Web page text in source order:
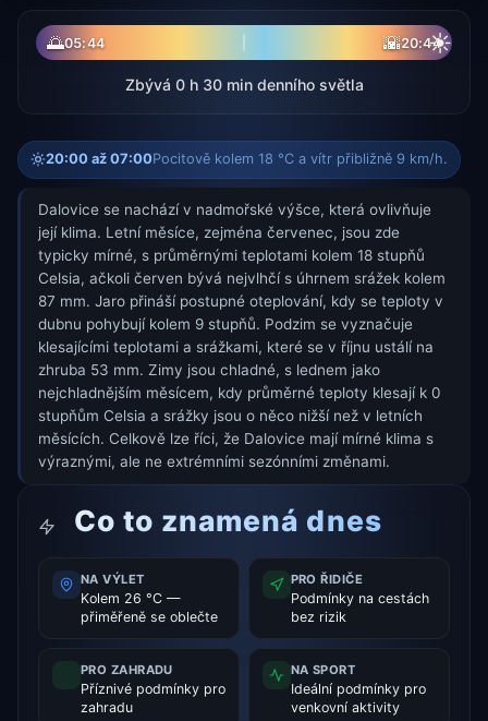
🌅05:44 ☀
🌇20:44
Zbývá 0 h 30 min denního světla
20:00 až 07:00Pocitově kolem 18 °C a vítr přibližně 9 km/h.
Dalovice se nachází v nadmořské výšce, která ovlivňuje
její klima. Letní měsíce, zejména červenec, jsou zde
typicky mírné, s průměrnými teplotami kolem 18 stupňů
Celsia, ačkoli červen bývá nejvlhčí s úhrnem srážek kolem
87 mm. Jaro přináší postupné oteplování, kdy se teploty v
dubnu pohybují kolem 9 stupňů. Podzim se vyznačuje
klesajícími teplotami a srážkami, které se v říjnu ustálí na
zhruba 53 mm. Zimy jsou chladné, s lednem jako
nejchladnějším měsícem, kdy průměrné teploty klesají k 0
stupňům Celsia a srážky jsou o něco nižší než v letních
měsících. Celkově lze říci, že Dalovice mají mírné klima s
výraznými, ale ne extrémními sezónními změnami.
Co to znamená dnes
NA VÝLET
Kolem 26 °C —
přiměřeně se oblečte
PRO ŘIDIČE
Podmínky na cestách
bez rizik
PRO ZAHRADU
Příznivé podmínky pro
zahradu
NA SPORT
Ideální podmínky pro
venkovní aktivity